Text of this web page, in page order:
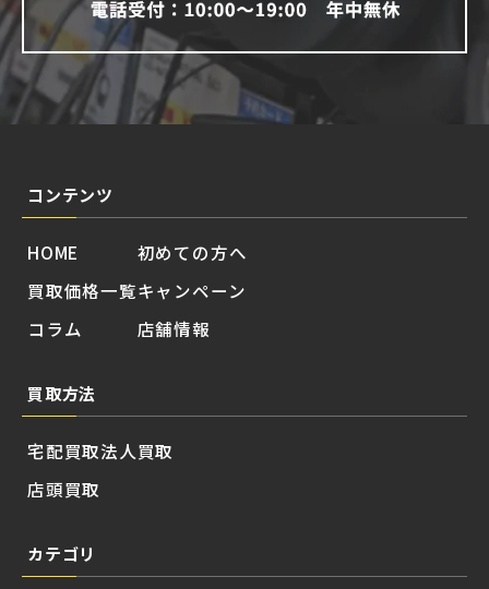
コンテンツ
HOME
買取価格一覧
コラム
初めての方へ
キャンペーン
店舗情報
買取方法
宅配買取
店頭買取
法人買取
カテゴリ